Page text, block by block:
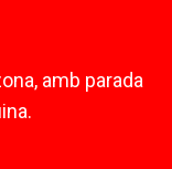
amb parada